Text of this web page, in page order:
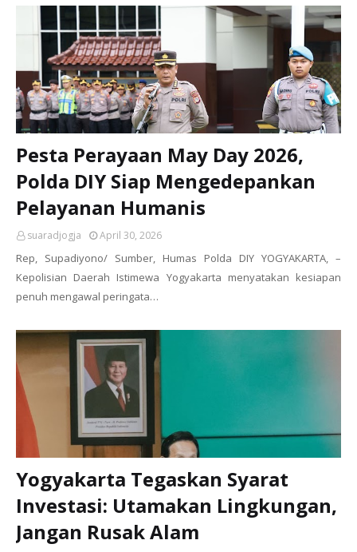
Pesta Perayaan May Day 2026,
Polda DIY Siap Mengedepankan
Pelayanan Humanis
suaradjogja April 30, 2026
Rep, Supadiyono/ Sumber, Humas Polda DIY YOGYAKARTA, –
Kepolisian Daerah Istimewa Yogyakarta menyatakan kesiapan
penuh mengawal peringata…
Yogyakarta Tegaskan Syarat
Investasi: Utamakan Lingkungan,
Jangan Rusak Alam